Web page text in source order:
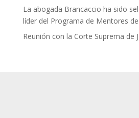
La abogada Brancaccio ha sido
líder del Programa de Mentores
Reunión con la Corte Suprema de